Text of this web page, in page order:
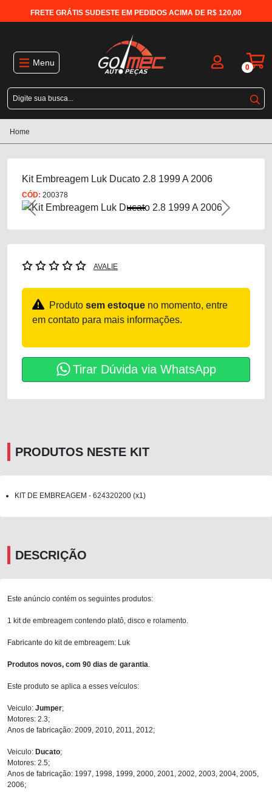
FRETE GRÁTIS SUDESTE EM PEDIDOS ACIMA DE R$ 120,00
Menu 0
Home
Kit Embreagem Luk Ducato 2.8 1999 A 2006
CÓD: 200378
Previous Next
AVALIE
Produto sem estoque no momento, entre
em contato para mais informações.
Tirar Dúvida via WhatsApp
PRODUTOS NESTE KIT
KIT DE EMBREAGEM - 624320200 (x1)
DESCRIÇÃO
Este anúncio contém os seguintes produtos:
1 kit de embreagem contendo platô, disco e rolamento.
Fabricante do kit de embreagem: Luk
Produtos novos, com 90 dias de garantia
Este produto se aplica a esses veículos:
Veiculo: Jumper;
Motores: 2.3;
Anos de fabricação: 2009, 2010, 2011, 2012;
Veiculo: Ducato;
Motores: 2.5;
Anos de fabricação: 1997, 1998, 1999, 2000, 2001, 2002, 2003, 2004, 2005,
2006;